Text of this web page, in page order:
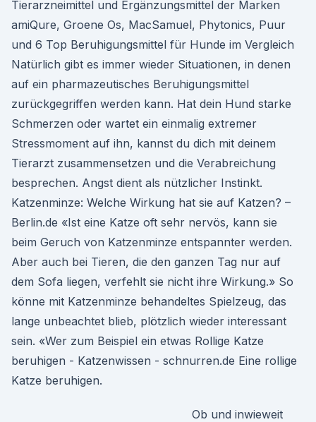
Tierarzneimittel und Ergänzungsmittel der Marken
amiQure, Groene Os, MacSamuel, Phytonics, Puur
und 6 Top Beruhigungsmittel für Hunde im Vergleich
Natürlich gibt es immer wieder Situationen, in denen
auf ein pharmazeutisches Beruhigungsmittel
zurückgegriffen werden kann. Hat dein Hund starke
Schmerzen oder wartet ein einmalig extremer
Stressmoment auf ihn, kannst du dich mit deinem
Tierarzt zusammensetzen und die Verabreichung
besprechen. Angst dient als nützlicher Instinkt.
Katzenminze: Welche Wirkung hat sie auf Katzen? –
Berlin.de «Ist eine Katze oft sehr nervös, kann sie
beim Geruch von Katzenminze entspannter werden.
Aber auch bei Tieren, die den ganzen Tag nur auf
dem Sofa liegen, verfehlt sie nicht ihre Wirkung.» So
könne mit Katzenminze behandeltes Spielzeug, das
lange unbeachtet blieb, plötzlich wieder interessant
sein. «Wer zum Beispiel ein etwas Rollige Katze
beruhigen - Katzenwissen - schnurren.de Eine rollige
Katze beruhigen.
Ob und inwieweit